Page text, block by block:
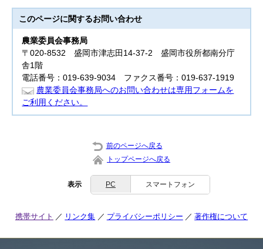
このページに関するお問い合わせ
農業委員会事務局
〒020-8532 盛岡市津志田14-37-2 盛岡市役所都南分庁
舎1階
電話番号：019-639-9034 ファクス番号：019-637-1919
農業委員会事務局へのお問い合わせは専用フォームを
ご利用ください。
前のページへ戻る
トップページへ戻る
表示 PC スマートフォン
携帯サイト リンク集 プライバシーポリシー 著作権について